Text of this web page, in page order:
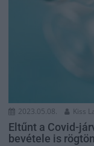
2023.05.08. Kiss
Eltűnt a Covid-
bevétele is